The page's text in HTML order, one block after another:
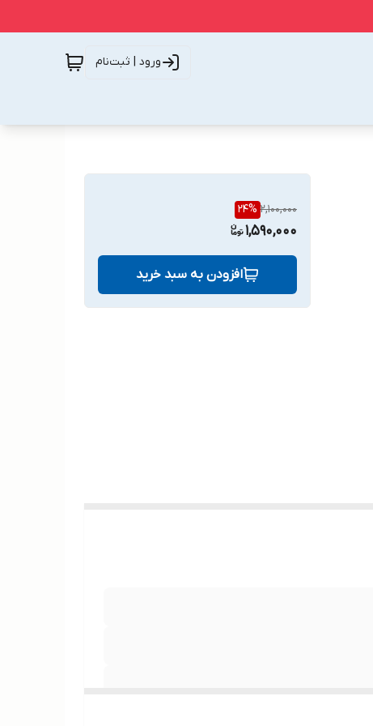
ورود | ثبت‌نام
2,100,000
24%
1,590,000
افزودن به سبد خرید